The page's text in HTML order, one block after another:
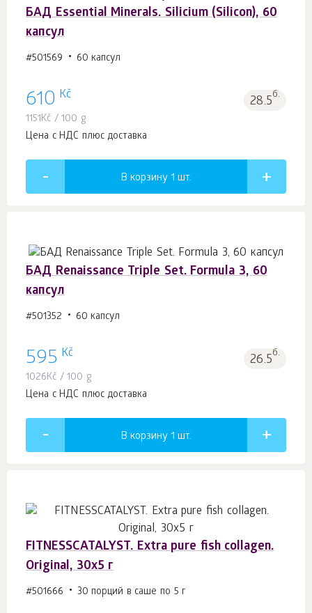
БАД Essential Minerals. Silicium (Silicon), 60
капсул
#501569 60 капсул
610 Kč 28.5б.
1151Kč / 100 g
Цена с НДС плюс доставка
В корзину 1 шт.
БАД Renaissance Triple Set. Formula 3, 60
капсул
#501352 60 капсул
595 Kč 26.5б.
1026Kč / 100 g
Цена с НДС плюс доставка
В корзину 1 шт.
FITNESSCATALYST. Extra pure fish collagen.
Original, 30x5 г
#501666 30 порций в саше по 5 г